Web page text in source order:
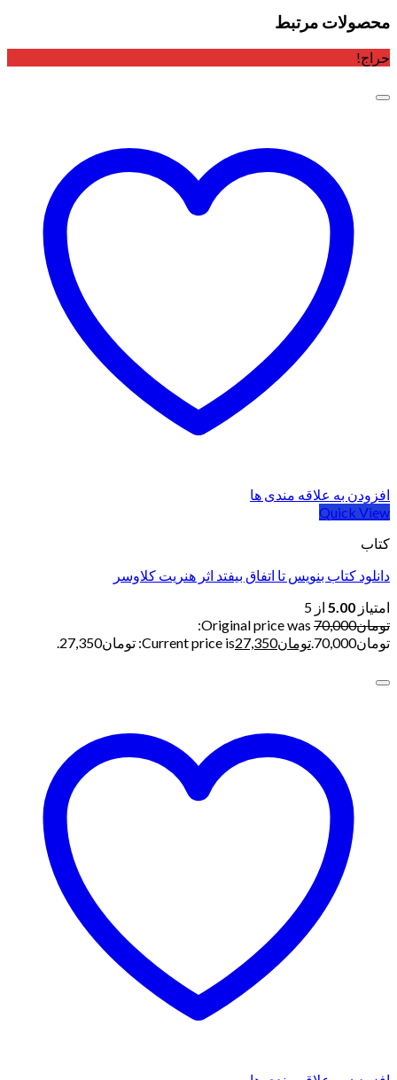
محصولات مرتبط
حراج!
افزودن به علاقه مندی ها
Quick View
کتاب
دانلود کتاب بنویس تا اتفاق بیفتد اثر هنریت کلاوسر
امتیاز 5.00 از 5
تومان70,000
Original price was:
تومان70,000.
تومان27,350Current price is: تومان27,350.